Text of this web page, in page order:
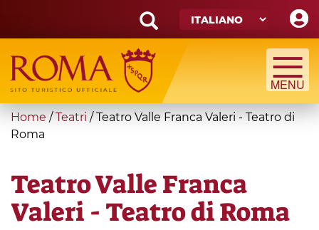
main
content
Search
form
Cerca
You
are
Home / Teatri /Teatro Valle Franca Valeri - Teatro di
Roma
Teatro Valle Franca
Valeri - Teatro di Roma